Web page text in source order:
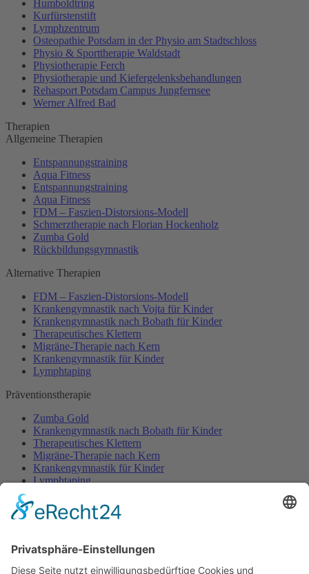
Humboldtring
Kurfürstenstift
Lymphzentrum
Osteopathie Potsdam in der Physio am Stadtschloss
Physio & Sporttherapie Waldstadt
Physiotherapie Ferch
Physiotherapie und Kiefergelenksbehandlungen
Rehasport Potsdam Campus Jungfernsee
Werner Alfred Bad
Therapien
Allgemeine Therapien
Entspannungstraining
Aqua Fitness
Entspannungstraining
Aqua Fitness
FDM – Faszien-Distorsions-Modell
Schmerztherapie nach Florian Hockenholz
Zumba Gold
Rückbildungsgymnastik
Alternative Therapien
FDM – Faszien-Distorsions-Modell
Krankengymnastik nach Vojta für Kinder
Krankengymnastik nach Bobath für Kinder
Therapeutisches Klettern
Migräne-Therapie nach Kern
Krankengymnastik für Kinder
Lymphtaping
Präventionstherapie
Zumba Gold
Krankengymnastik nach Bobath für Kinder
Therapeutisches Klettern
Migräne-Therapie nach Kern
Krankengymnastik für Kinder
Lymphtaping
Rücken Therapie
Aqua Fitness
FDM – Faszien-Distorsions-Modell